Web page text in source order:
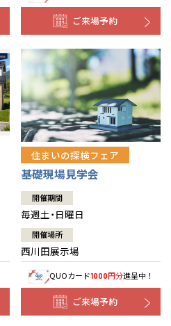
ご来場予約
住まいの探検フェア
基礎現場見学会
開催期間
毎週土・日曜日
開催場所
西川田展示場
QUOカード1000円分進呈中！
ご来場予約